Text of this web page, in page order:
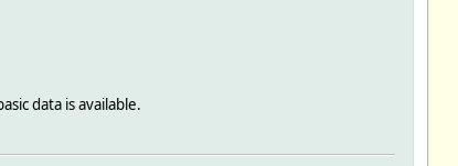
data is available.